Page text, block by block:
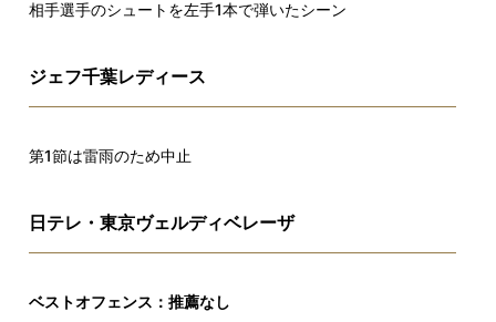
相手選手のシュートを左手1本で弾いたシーン
ジェフ千葉レディース
第1節は雷雨のため中止
日テレ・東京ヴェルディベレーザ
ベストオフェンス：推薦なし